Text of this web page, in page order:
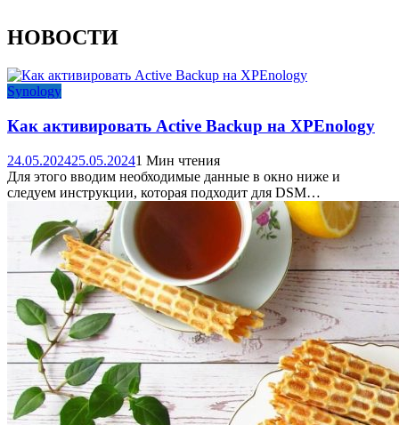
НОВОСТИ
Synology
Как активировать Active Backup на XPEnology
24.05.202425.05.20241 Мин чтения
Для этого вводим необходимые данные в окно ниже и
следуем инструкции, которая подходит для DSM…